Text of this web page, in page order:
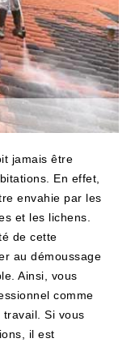
jamais être
En effet,
envahie par les
et les lichens.
de cette
au démoussage
Ainsi, vous
comme
Si vous
il est